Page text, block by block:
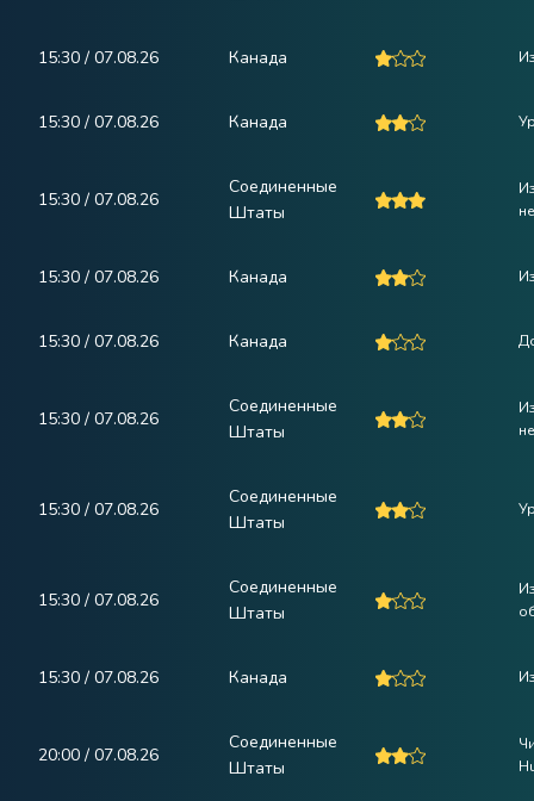
15:30 / 07.08.26 Канада
15:30 / 07.08.26 Канада
15:30 / 07.08.26
Соединенные
Штаты
15:30 / 07.08.26 Канада
15:30 / 07.08.26 Канада
15:30 / 07.08.26
Соединенные
Штаты
15:30 / 07.08.26
Соединенные
Штаты
15:30 / 07.08.26
Соединенные
Штаты
15:30 / 07.08.26 Канада
20:00 / 07.08.26
Соединенные
Штаты